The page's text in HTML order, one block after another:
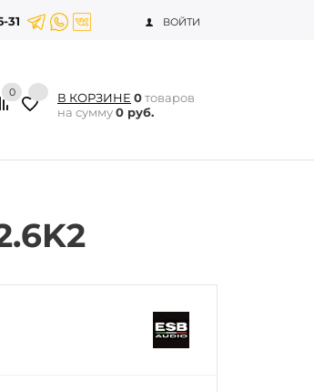
31 ВОЙТИ
0 В КОРЗИНЕ 0товаров
на сумму0 руб.